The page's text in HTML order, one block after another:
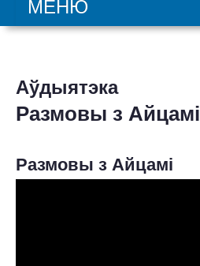
МЕНЮ
ПРАГРАМА
ПРА НАС
Аўдыятэка
Размовы з Айцамі
Размовы з Айцамі